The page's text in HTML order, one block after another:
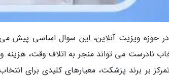
در حوزه ویزیت آنلاین، این سوال اساسی پیش
نادرست می تواند منجر به اتلاف وقت،
بر برند پزشکت، معیارهای کلیدی برای